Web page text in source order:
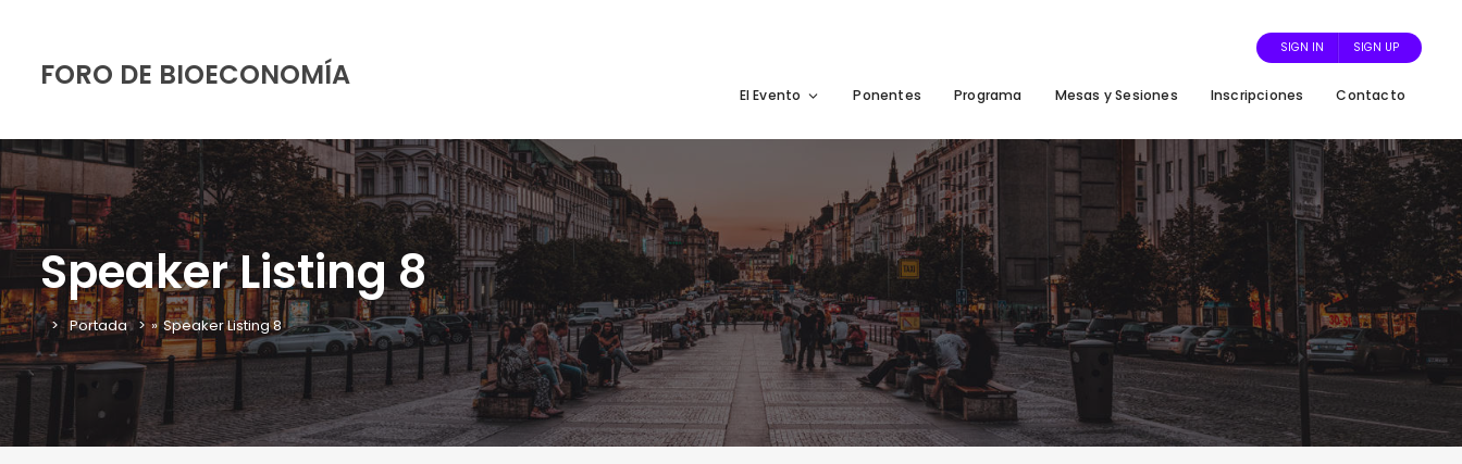
FORO DE BIOECONOMÍA
SIGN IN SIGN UP
El Evento Ponentes Programa Mesas y Sesiones Inscripciones Contacto
Speaker Listing 8
Portada » Speaker Listing 8